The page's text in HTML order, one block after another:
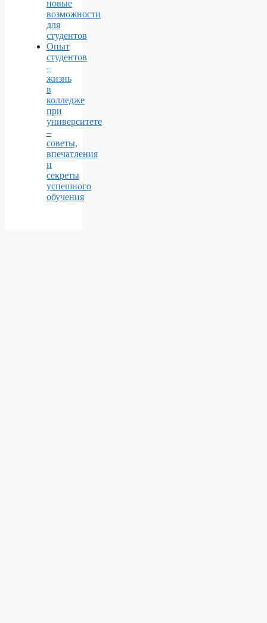
новые
возможности
для
студентов
Опыт
студентов
–
жизнь
в
колледже
при
университете
–
советы,
впечатления
и
секреты
успешного
обучения